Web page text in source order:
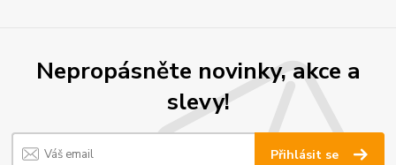
Nepropásněte novinky, akce a
slevy!
Přihlásit se